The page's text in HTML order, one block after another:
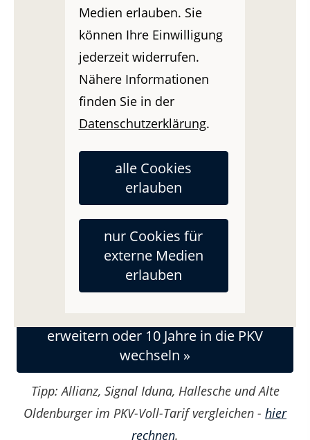
Medien erlauben. Sie
können Ihre Einwilligung
jederzeit widerrufen.
Nähere Informationen
finden Sie in der
Datenschutzerklärung.
alle Cookies
erlauben
nur Cookies für
externe Medien
erlauben
Empfehlung:Gründerkrankenkasse
mit StarterAllianz OptionFlexiMed
Tarif...
Eine Krankenkasse ist seit Geburt gewählt und
diese muss auch zum Start der Selbstständigkeit
nicht gewechselt werden.
Ein Gesetzlicher Gründerkrankenkassen-Beitrag
man meistens belassen.
Den Coffee-to-Go pro Monat weg lassen für 5€
pro Monat...
erweitern oder 10 Jahre in die PKV
wechseln »
Tipp: Allianz, Signal Iduna, Hallesche und Alte
Oldenburger im PKV-Voll-Tarif vergleichen - hier
rechnen.